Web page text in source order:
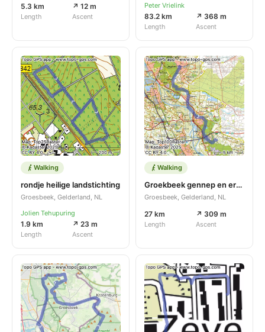
5.3 km
Length
↗ 12 m
Ascent
Peter Vrielink
83.2 km
Length
↗ 368 m
Ascent
Walking
rondje heilige landstichting
Groesbeek, Gelderland, NL
Jolien Tehupuring
1.9 km
Length
↗ 23 m
Ascent
Walking
Groekbeek gennep en ern beetje
Groesbeek, Gelderland, NL
27 km
Length
↗ 309 m
Ascent